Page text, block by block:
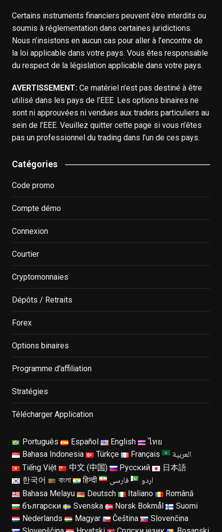
Certains instruments financiers peuvent être interdits ou
soumis à réglementation dans certaines juridictions.
Nous n’insistons en aucun cas pour aller à l’encontre de
la loi applicable dans votre pays. Vous êtes responsable
du respect de la législation applicable dans votre pays.
AVERTISSEMENT:Ce matériel n’est pas destiné à être
utilisé dans les pays de l’EEE. Les options binaires ne
sont ni approuvées ni vendues aux traders particuliers au
sein de l’EEE. Veuillez quitter cette page si vous n’êtes
pas un professionnel du trading dans l’un de ces pays.
Catégories
Code promo
Compte démo
Connexion
Courtier
Cryptomonnaies
Dépôts / Retraits
Forex
Options binaires
Programme d'affiliation
Stratégies
Télécharger Application
Português Español English
ไทย
Bahasa Indonesia
Türkçe Français العربية
Tiếng Việt 中文 (中国) Русский
日本語
한국어
বাংলা हिन्दी فارسی اردو
Bahasa Melayu Deutsch Italiano
Română
български
Svenska Norsk Bokmål
Suomi
Nederlands
Magyar Čeština
Slovenčina